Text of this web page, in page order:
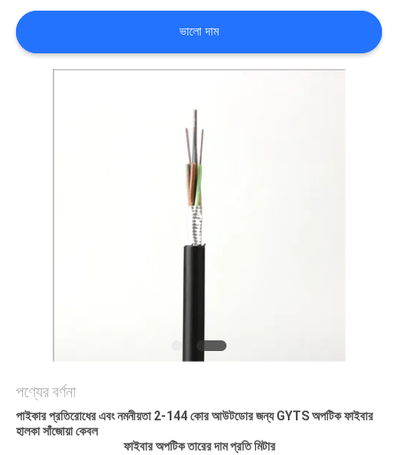
কেস
ভালো দাম
পণ্যের বর্ণনা
পাইকার প্রতিরোধের এবং নমনীয়তা 2-144 কোর আউটডোর জন্য GYTS অপটিক ফাইবার
হালকা সাঁজোয়া কেবল
ফাইবার অপটিক তারের দাম প্রতি মিটার